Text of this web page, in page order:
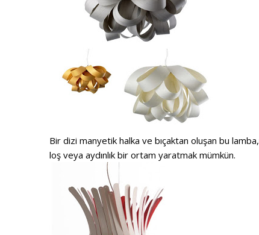
Bir dizi manyetik halka ve bıçaktan oluşan bu
loş veya aydınlık bir ortam yaratmak mümkün.